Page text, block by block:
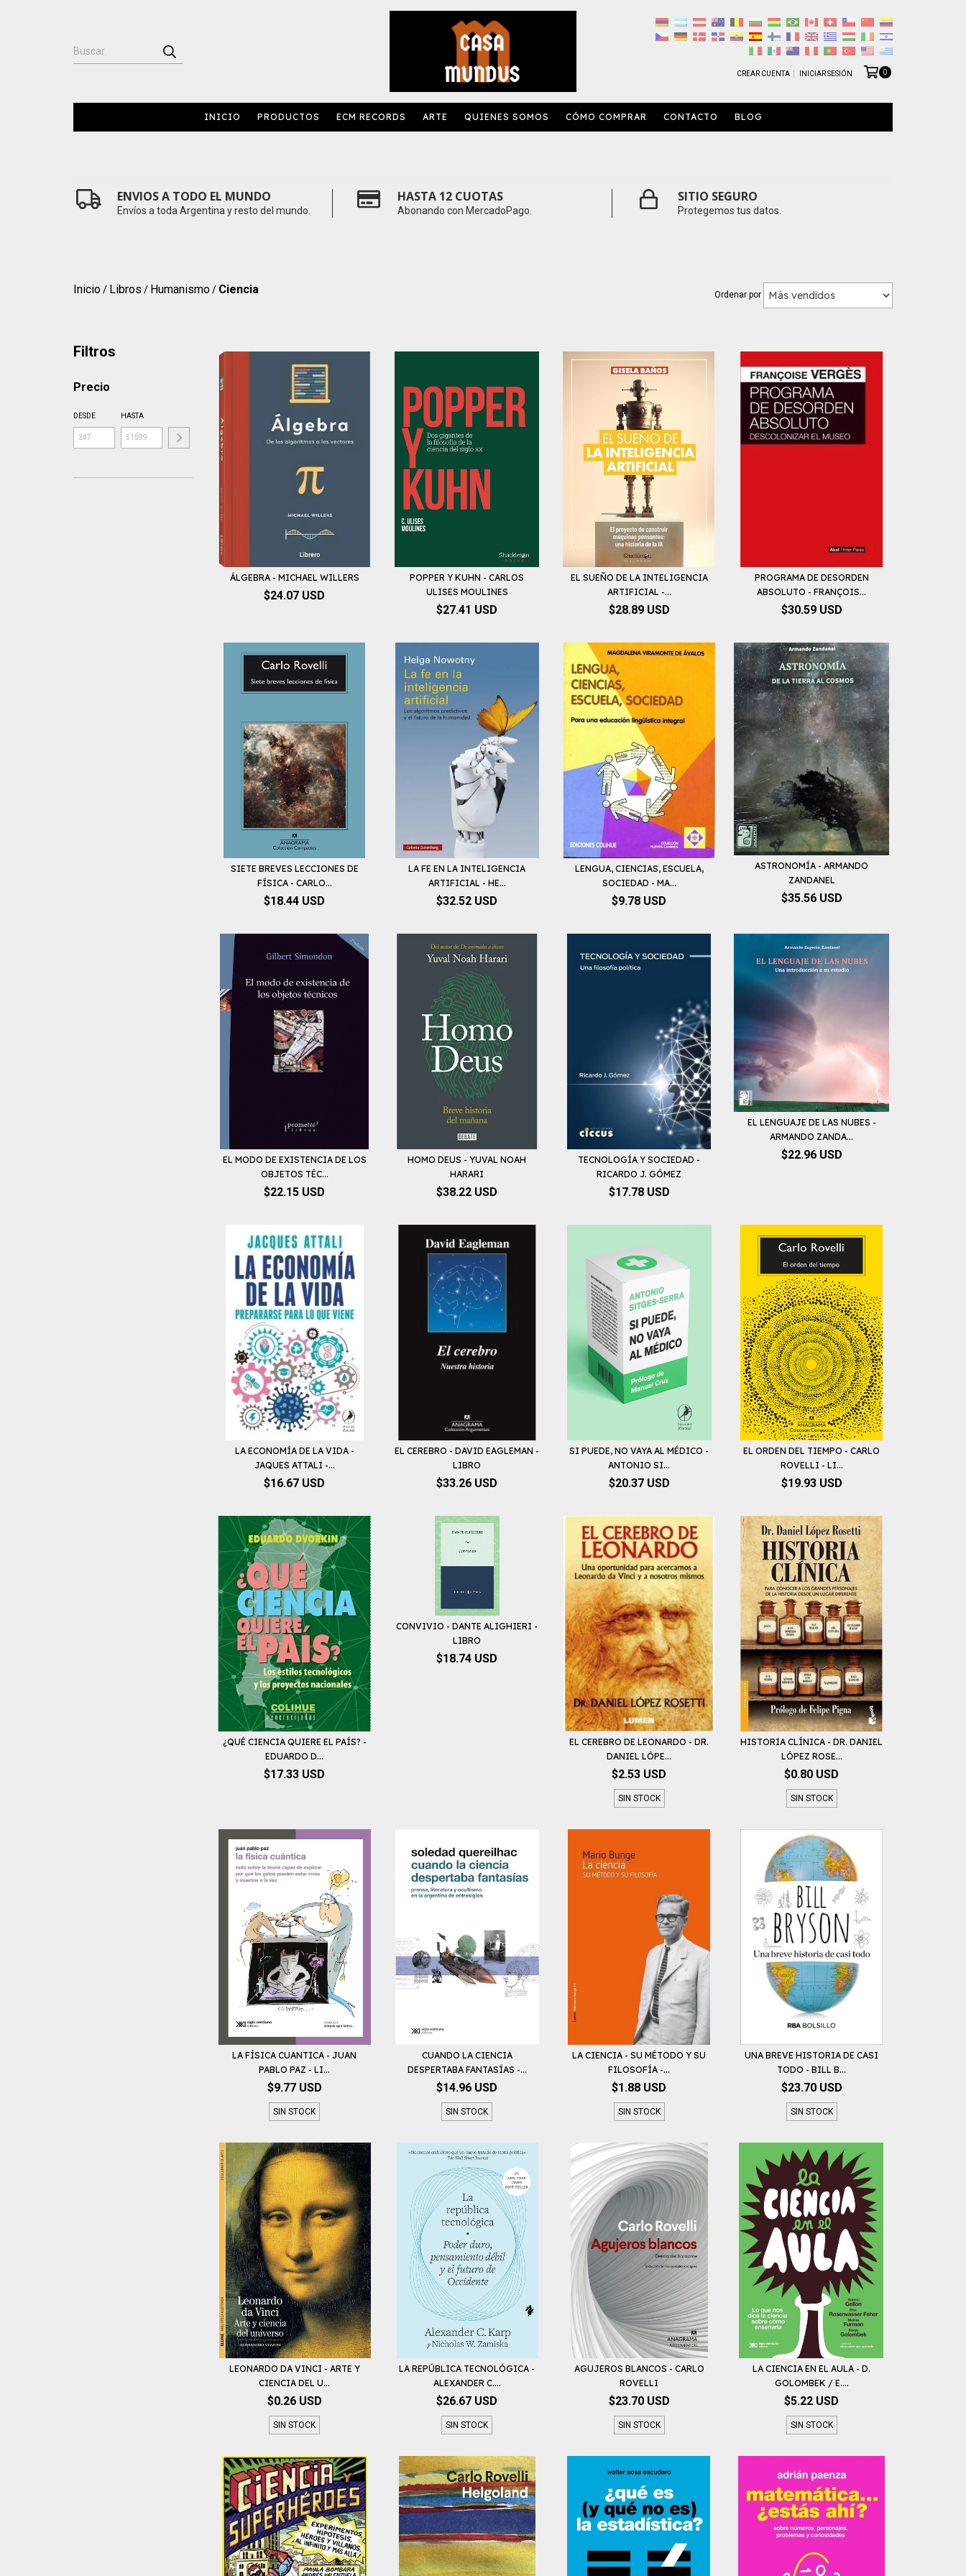
CREAR CUENTA INICIAR SESIÓN 0
INICIO PRODUCTOS ECM RECORDS ARTE QUIENES SOMOS CÓMO COMPRAR CONTACTO BLOG
ENVIOS A TODO EL MUNDO
Envíos a toda Argentina y resto del mundo.
HASTA 12 CUOTAS
Abonando con MercadoPago.
SITIO SEGURO
Protegemos tus datos.
Inicio/ Libros / Humanismo/ Ciencia Ordenar por
Filtros
Precio
DESDE HASTA
ÁLGEBRA - MICHAEL WILLERS
$24.07 USD
POPPER Y KUHN - CARLOS
ULISES MOULINES
$27.41 USD
EL SUEÑO DE LA INTELIGENCIA
ARTIFICIAL -...
$28.89 USD
PROGRAMA DE DESORDEN
ABSOLUTO - FRANÇOIS...
$30.59 USD
SIETE BREVES LECCIONES DE
FÍSICA - CARLO...
$18.44 USD
LA FE EN LA INTELIGENCIA
ARTIFICIAL - HE...
$32.52 USD
LENGUA, CIENCIAS, ESCUELA,
SOCIEDAD - MA...
$9.78 USD
ASTRONOMÍA - ARMANDO
ZANDANEL
$35.56 USD
EL MODO DE EXISTENCIA DE LOS
OBJETOS TÉC...
$22.15 USD
HOMO DEUS - YUVAL NOAH
HARARI
$38.22 USD
TECNOLOGÍA Y SOCIEDAD -
RICARDO J. GÓMEZ
$17.78 USD
EL LENGUAJE DE LAS NUBES -
ARMANDO ZANDA...
$22.96 USD
LA ECONOMÍA DE LA VIDA -
JAQUES ATTALI -...
$16.67 USD
EL CEREBRO - DAVID EAGLEMAN -
LIBRO
$33.26 USD
SI PUEDE, NO VAYA AL MÉDICO -
ANTONIO SI...
$20.37 USD
EL ORDEN DEL TIEMPO - CARLO
ROVELLI - LI...
$19.93 USD
¿QUÉ CIENCIA QUIERE EL PAÍS? -
EDUARDO D...
$17.33 USD
CONVIVIO - DANTE ALIGHIERI -
LIBRO
$18.74 USD
EL CEREBRO DE LEONARDO - DR.
DANIEL LÓPE...
$2.53 USD
SIN STOCK
HISTORIA CLÍNICA - DR. DANIEL
LÓPEZ ROSE...
$0.80 USD
SIN STOCK
LA FÍSICA CUANTICA - JUAN
PABLO PAZ - LI...
$9.77 USD
SIN STOCK
CUANDO LA CIENCIA
DESPERTABA FANTASÍAS -...
$14.96 USD
SIN STOCK
LA CIENCIA - SU MÉTODO Y SU
FILOSOFÍA -...
$1.88 USD
SIN STOCK
UNA BREVE HISTORIA DE CASI
TODO - BILL B...
$23.70 USD
SIN STOCK
LEONARDO DA VINCI - ARTE Y
CIENCIA DEL U...
$0.26 USD
SIN STOCK
LA REPÚBLICA TECNOLÓGICA -
ALEXANDER C....
$26.67 USD
SIN STOCK
AGUJEROS BLANCOS - CARLO
ROVELLI
$23.70 USD
SIN STOCK
LA CIENCIA EN EL AULA - D.
GOLOMBEK / E....
$5.22 USD
SIN STOCK